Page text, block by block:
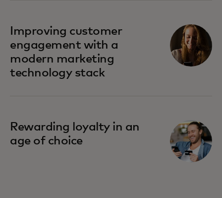
Improving customer
engagement with a
modern marketing
technology stack
Rewarding loyalty in an
age of choice